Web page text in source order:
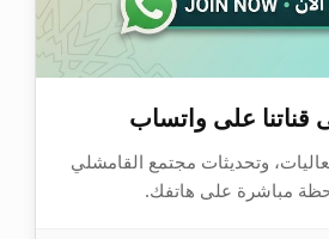
قناتنا على واتساب
وتحديثات مجتمع القامشلي
مباشرة على هاتفك.